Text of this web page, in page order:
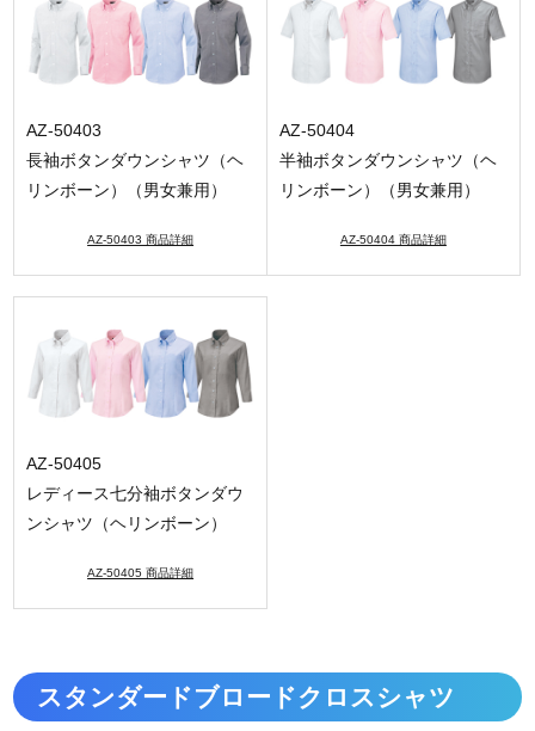
AZ-50403
長袖ボタンダウンシャツ（ヘ
リンボーン）（男女兼用）
AZ-50403 商品詳細
AZ-50404
半袖ボタンダウンシャツ（ヘ
リンボーン）（男女兼用）
AZ-50404 商品詳細
AZ-50405
レディース七分袖ボタンダウ
ンシャツ（ヘリンボーン）
AZ-50405 商品詳細
スタンダードブロードクロスシャツ